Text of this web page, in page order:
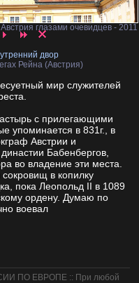
Австрия глазами очевидцев - 2011
двор
Рейна (Австрия)
мир служителей
с прилегающими
упоминается в 831г., в
Австрии и
Бабенбергов,
во владение эти места.
в копилку
пока Леопольд II в 1089
ордену. Думаю по
воевал
ПО ЕВРОПЕ :: При любой